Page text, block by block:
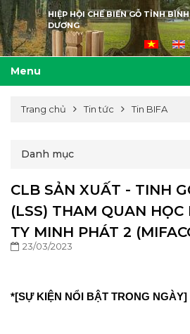
HIỆP HỘI CHẾ BIẾN GỖ TỈNH BÌNH
DƯƠNG
Menu
Trang chủ Tin tức Tin BIFA
Danh mục
CLB SẢN XUẤT - TINH
(LSS) THAM QUAN HỌC
TY MINH PHÁT 2
23/03/2023
*[SỰ KIỆN NỔI BẬT TRONG NGÀY]